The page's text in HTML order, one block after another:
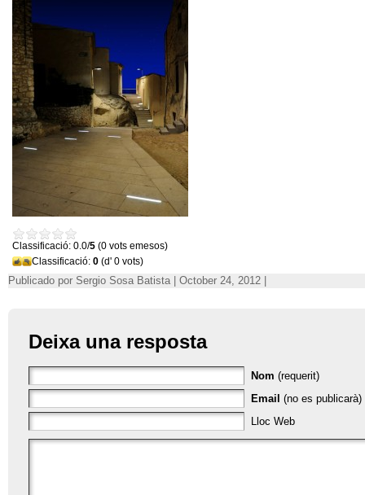
Classificació: 0.0/5 (0 vots emesos)
Classificació: 0 (d' 0 vots)
Publicado por Sergio Sosa Batista | October 24, 2012 |
Deixa una resposta
Nom (requerit)
Email (no es publicarà)
Lloc Web